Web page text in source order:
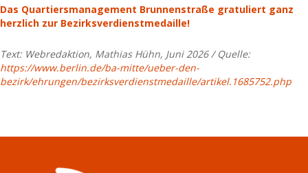
Das Quartiersmanagement Brunnenstraße gratuliert ganz
herzlich zur Bezirksverdienstmedaille!
Text: Webredaktion, Mathias Hühn, Juni 2026 / Quelle:
https://www.berlin.de/ba-mitte/ueber-den-
bezirk/ehrungen/bezirksverdienstmedaille/artikel.1685752.php